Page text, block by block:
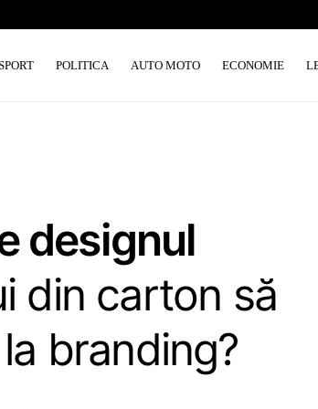
POLITICA AUTO MOTO ECONOMIE
designul
din carton să
branding?